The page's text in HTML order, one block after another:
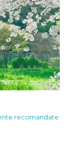
recomandate